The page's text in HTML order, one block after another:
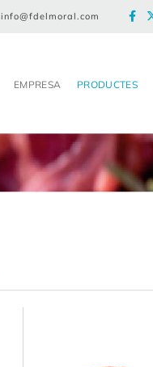
info@fdelmoral.com
EMPRESA PRODUCTES